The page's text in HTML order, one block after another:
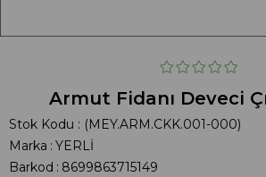
Armut Fidanı Deveci
Stok Kodu
(MEY.ARM.CKK.001-000)
Marka : YERLİ
Barkod : 8699863715149